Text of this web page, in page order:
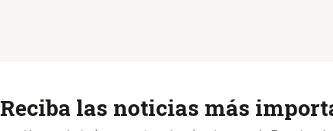
Reciba las noticias más